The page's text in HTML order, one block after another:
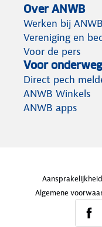
Over ANWB
Werken bij ANWB
Vereniging en
Voor de pers
Voor onderweg
Direct pech
ANWB Winkels
ANWB apps
Aansprakelijkheid
Algemene